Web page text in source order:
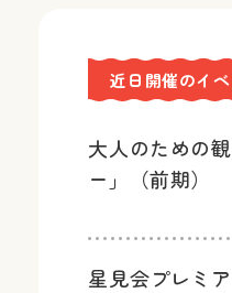
近日開催のイ
大人のための
ー」（前期）
星見会プレミ